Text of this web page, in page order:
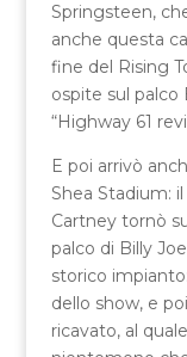
Springsteen,
anche questa
fine del Rising
ospite sul palco
“Highway 61
E poi arrivò
Shea Stadium:
Cartney tornò
palco di Billy
storico
dello show, e
ricavato, al